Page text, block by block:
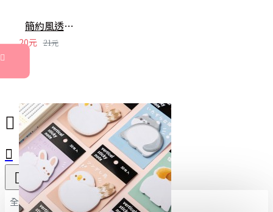
全部
簡約風透明防水便利貼 記事貼 重點貼 便簽 便條紙 留言紙 學生用品 辦公文具
20元 21元